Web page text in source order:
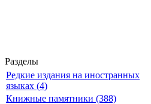
Разделы
Редкие издания на иностранных
языках (4)
Книжные памятники (388)